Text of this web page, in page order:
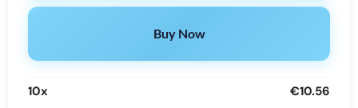
Buy Now
10x €10.56